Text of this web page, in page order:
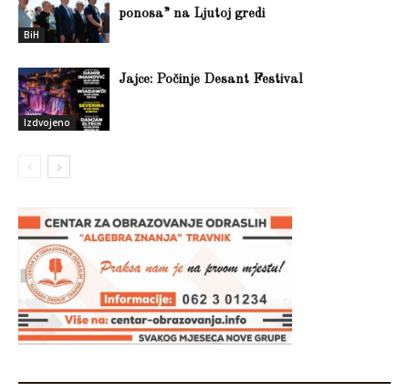
BiH
ponosa” na Ljutoj gredi
Izdvojeno
Jajce: Počinje Desant Festival